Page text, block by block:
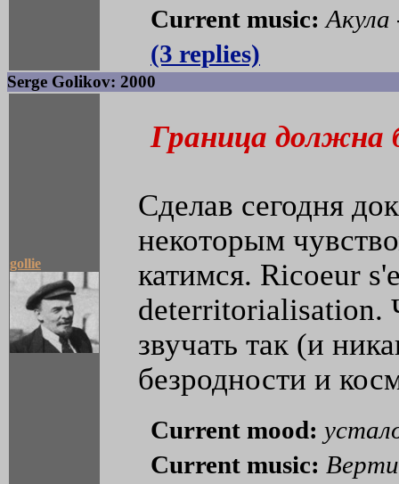
Current music:
(3 replies)
Serge Golikov: 2000
gollie
Граница должна
Сделав сегодня
некоторым
катимся. Ricoeur
deterritorialisation.
звучать так (и
безродности и
Current mood:
Current music: